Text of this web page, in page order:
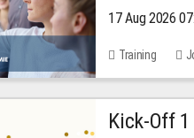
17 Aug 2026
Training
Kick-Off